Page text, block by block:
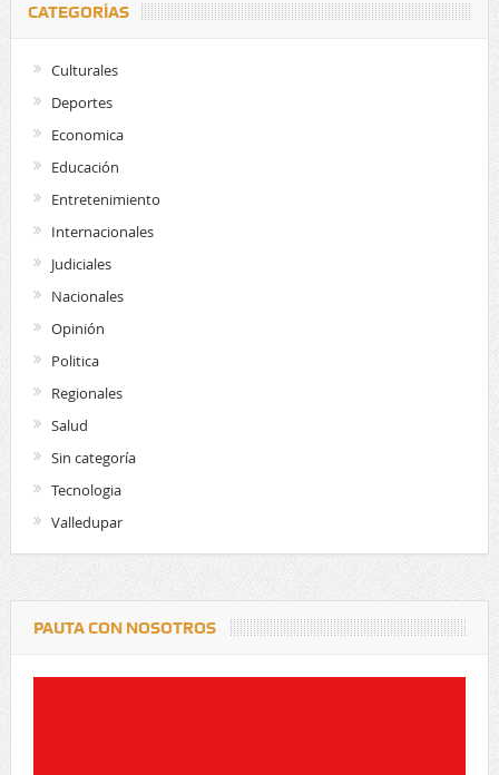
CATEGORÍAS
Culturales
Deportes
Economica
Educación
Entretenimiento
Internacionales
Judiciales
Nacionales
Opinión
Politica
Regionales
Salud
Sin categoría
Tecnologia
Valledupar
PAUTA CON NOSOTROS